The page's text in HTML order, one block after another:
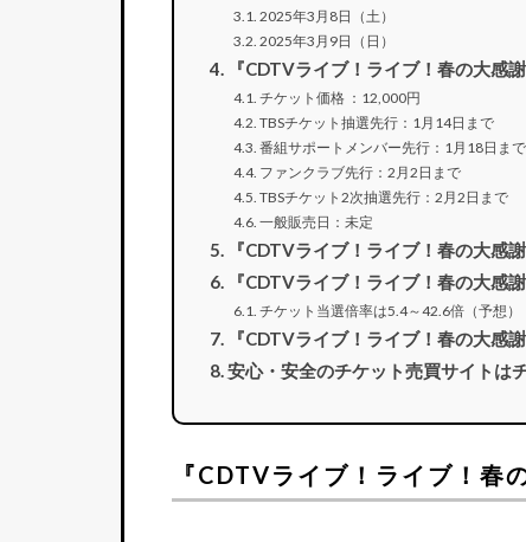
2025年3月8日（土）
2025年3月9日（日）
『CDTVライブ！ライブ！春の大感
チケット価格 ：12,000円
TBSチケット抽選先行：1月14日まで
番組サポートメンバー先行：1月18日まで
ファンクラブ先行：2月2日まで
TBSチケット2次抽選先行：2月2日まで
一般販売日：未定
『CDTVライブ！ライブ！春の大感
『CDTVライブ！ライブ！春の大感
チケット当選倍率は5.4～42.6倍（予想）
『CDTVライブ！ライブ！春の大感
安心・安全のチケット売買サイトは
『CDTVライブ！ライブ！春